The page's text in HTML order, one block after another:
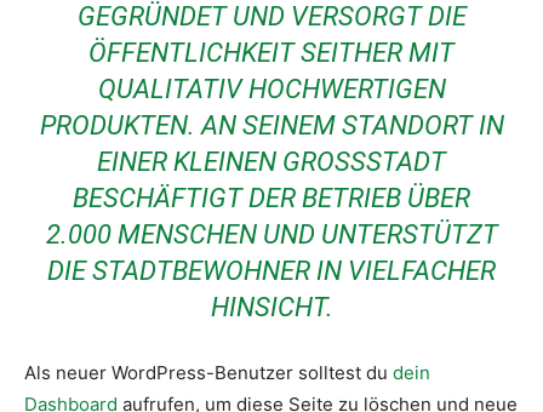
GEGRÜNDET UND VERSORGT DIE
ÖFFENTLICHKEIT SEITHER MIT
QUALITATIV HOCHWERTIGEN
PRODUKTEN. AN SEINEM STANDORT IN
EINER KLEINEN GROSSSTADT B
ESCHÄFTIGT DER BETRIEB ÜBER 2
.000 MENSCHEN UND UNTERSTÜTZT D
IE STADTBEWOHNER IN VIELFACHER H
INSICHT.
Als neuer WordPress-Benutzer solltest du dein
Dashboard aufrufen, um diese Seite zu löschen und neue